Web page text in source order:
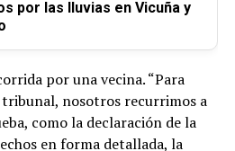
por las lluvias en Vicuña y
por una vecina. “Para
nosotros recurrimos a
como la declaración de la
en forma detallada, la